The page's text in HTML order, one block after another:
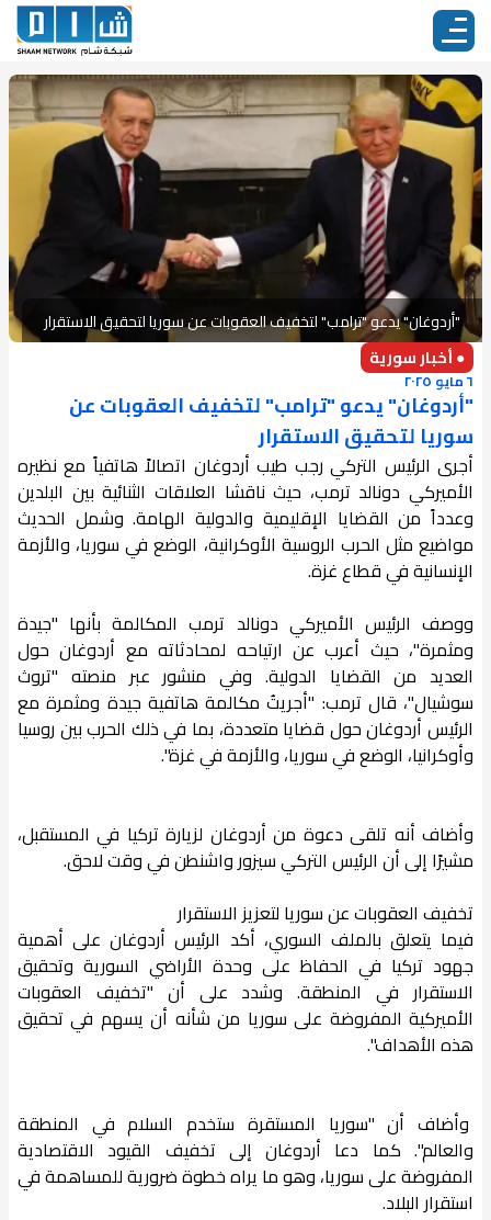
"أردوغان" يدعو "ترامب" لتخفيف العقوبات عن سوريا لتحقيق الاستقرار
● أخبار سورية
٦ مايو ٢٠٢٥
"أردوغان" يدعو "ترامب" لتخفيف العقوبات عن
سوريا لتحقيق الاستقرار
أجرى الرئيس التركي رجب طيب أردوغان اتصالاً هاتفياً مع نظيره
الأميركي دونالد ترمب، حيث ناقشا العلاقات الثنائية بين البلدين
وعدداً من القضايا الإقليمية والدولية الهامة. وشمل الحديث
مواضيع مثل الحرب الروسية الأوكرانية، الوضع في سوريا، والأزمة
الإنسانية في قطاع غزة.
ووصف الرئيس الأميركي دونالد ترمب المكالمة بأنها "جيدة
ومثمرة"، حيث أعرب عن ارتياحه لمحادثاته مع أردوغان حول
العديد من القضايا الدولية. وفي منشور عبر منصته "تروث
سوشيال"، قال ترمب: "أجريتُ مكالمة هاتفية جيدة ومثمرة مع
الرئيس أردوغان حول قضايا متعددة، بما في ذلك الحرب بين روسيا
وأوكرانيا، الوضع في سوريا، والأزمة في غزة".
وأضاف أنه تلقى دعوة من أردوغان لزيارة تركيا في المستقبل،
مشيرًا إلى أن الرئيس التركي سيزور واشنطن في وقت لاحق.
تخفيف العقوبات عن سوريا لتعزيز الاستقرار
فيما يتعلق بالملف السوري، أكد الرئيس أردوغان على أهمية
جهود تركيا في الحفاظ على وحدة الأراضي السورية وتحقيق
الاستقرار في المنطقة. وشدد على أن "تخفيف العقوبات
الأميركية المفروضة على سوريا من شأنه أن يسهم في تحقيق
هذه الأهداف".
وأضاف أن "سوريا المستقرة ستخدم السلام في المنطقة
والعالم". كما دعا أردوغان إلى تخفيف القيود الاقتصادية
المفروضة على سوريا، وهو ما يراه خطوة ضرورية للمساهمة في
استقرار البلاد.